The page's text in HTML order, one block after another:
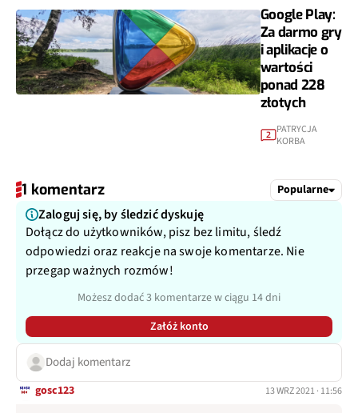
Google Play:
Za darmo gry
i aplikacje o
wartości
ponad 228
złotych
2
PATRYCJA
KORBA
1 komentarz Popularne
Zaloguj się, by śledzić dyskuję
Dołącz do użytkowników, pisz bez limitu, śledź
odpowiedzi oraz reakcje na swoje komentarze. Nie
przegap ważnych rozmów!
Możesz dodać 3 komentarze w ciągu 14 dni
Załóż konto
Dodaj komentarz
gosc123 13 WRZ 2021 · 11:56